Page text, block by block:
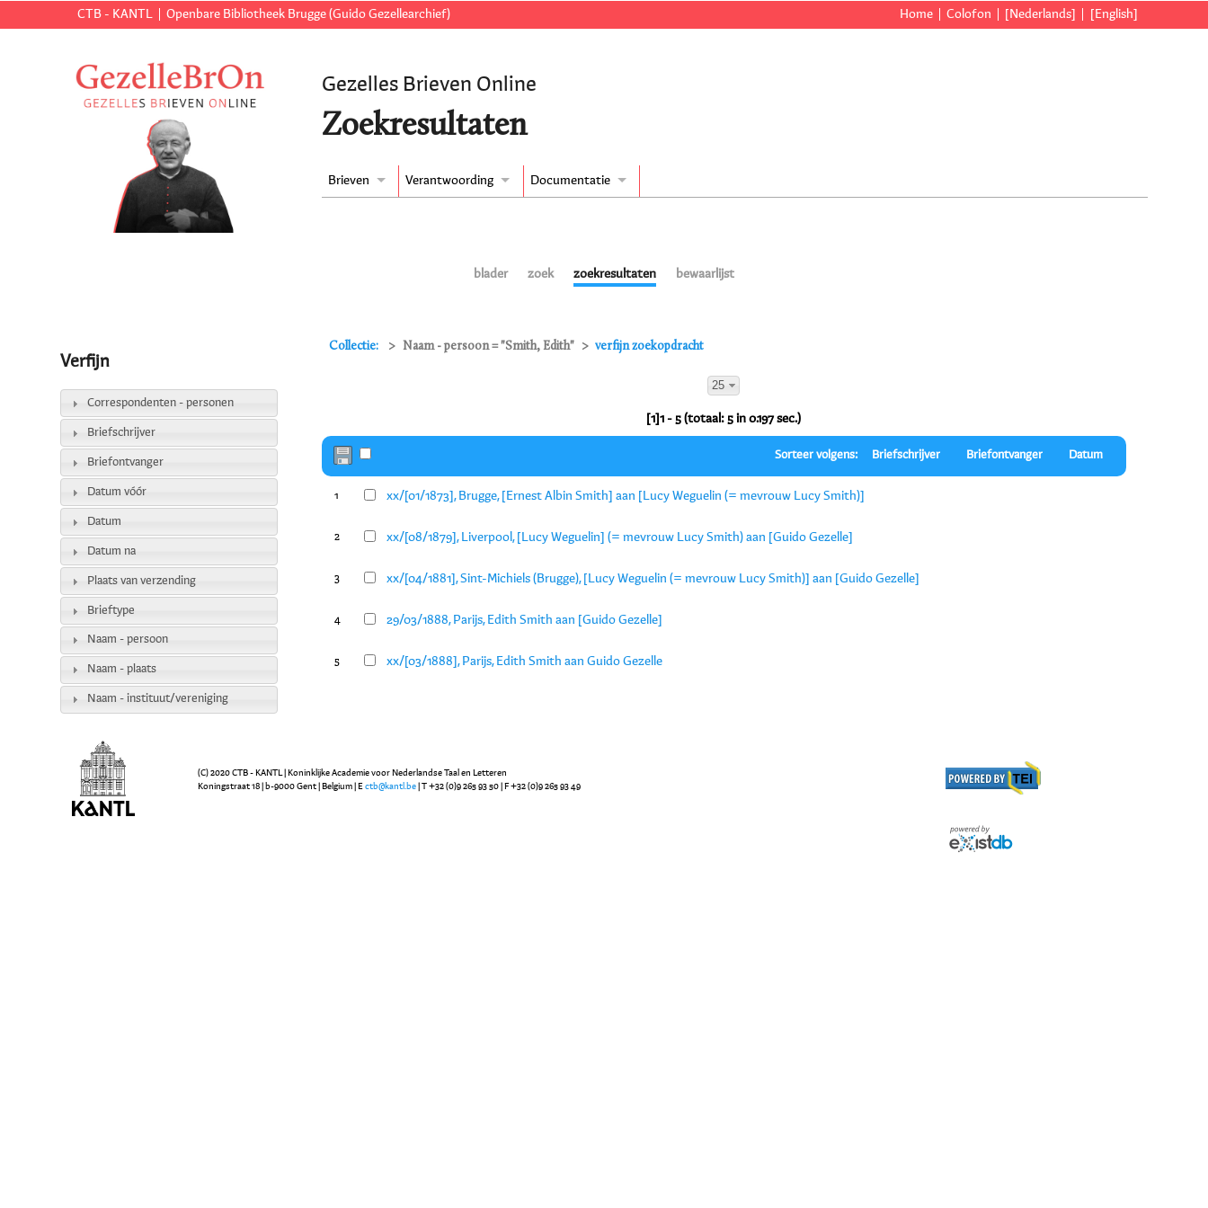
CTB - KANTL Openbare Bibliotheek Brugge (Guido Gezellearchief) Home Colofon [Nederlands] [English]
Gezelles Brieven Online
Zoekresultaten
Brieven Verantwoording Documentatie
blader zoek zoekresultaten bewaarlijst
Collectie: Naam - persoon = "Smith, Edith" verfijn zoekopdracht
25
[1]1 - 5 (totaal: 5 in 0.197 sec.)
Sorteer volgens: Briefschrijver Briefontvanger Datum
1 xx/[01/1873], Brugge, [Ernest Albin Smith] aan [Lucy Weguelin (= mevrouw Lucy Smith)]
2 xx/[08/1879], Liverpool, [Lucy Weguelin] (= mevrouw Lucy Smith) aan [Guido Gezelle]
3 xx/[04/1881], Sint-Michiels (Brugge), [Lucy Weguelin (= mevrouw Lucy Smith)] aan [Guido Gezelle]
4 29/03/1888, Parijs, Edith Smith aan [Guido Gezelle]
5 xx/[03/1888], Parijs, Edith Smith aan Guido Gezelle
Verfijn
Correspondenten - personen
Briefschrijver
Briefontvanger
Datum vóór
Datum
Datum na
Plaats van verzending
Brieftype
Naam - persoon
Naam - plaats
Naam - instituut/vereniging
(C) 2020 CTB - KANTL | Koninklijke Academie voor Nederlandse Taal en Letteren
Koningstraat 18 | b-9000 Gent | Belgium | Ectb@kantl.be | T +32 (0)9 265 93 50 | F +32 (0)9 265 93 49